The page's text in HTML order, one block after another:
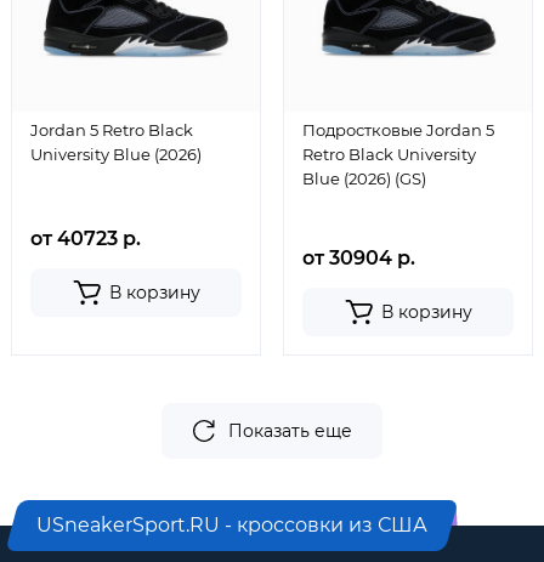
Jordan 5 Retro Black
University Blue (2026)
от 40723 р.
В корзину
Подростковые Jordan 5
Retro Black University
Blue (2026) (GS)
от 30904 р.
В корзину
Показать еще
USneakerSport.RU - кроссовки из США